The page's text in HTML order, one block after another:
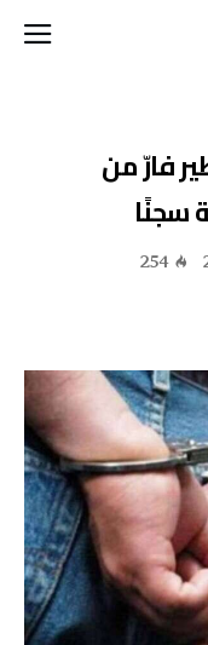
فارّ من
254